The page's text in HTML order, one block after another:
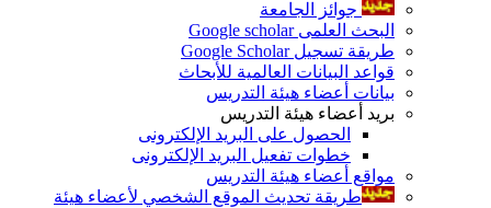
جوائز الجامعة
البحث العلمى Google scholar
طريقة تسجيل Google Scholar
قواعد البيانات العالمية للأبحاث
بيانات أعضاء هيئة التدريس
بريد أعضاء هيئة التدريس
الحصول على البريد الإلكترونى
خطوات تفعيل البريد الإلكترونى
مواقع أعضاء هيئة التدريس
طريقة تحديث الموقع الشخصي لأعضاء هيئة